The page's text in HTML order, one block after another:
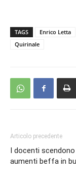
TAGS Enrico Letta
Quirinale
Articolo precedente
I docenti scendono
aumenti beffa in